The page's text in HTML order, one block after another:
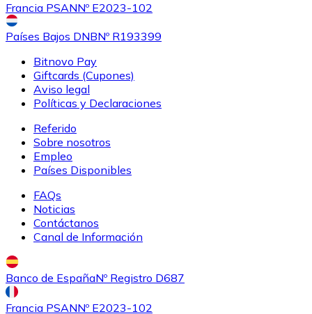
Francia PSANNº E2023-102
Países Bajos DNBNº R193399
Bitnovo Pay
Giftcards (Cupones)
Aviso legal
Políticas y Declaraciones
Referido
Sobre nosotros
Empleo
Países Disponibles
FAQs
Noticias
Contáctanos
Canal de Información
Banco de EspañaNº Registro D687
Francia PSANNº E2023-102